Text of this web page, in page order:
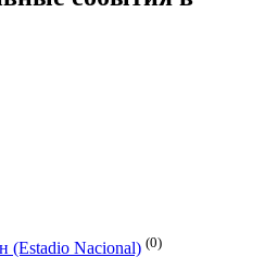
(Estadio Nacional) (0)